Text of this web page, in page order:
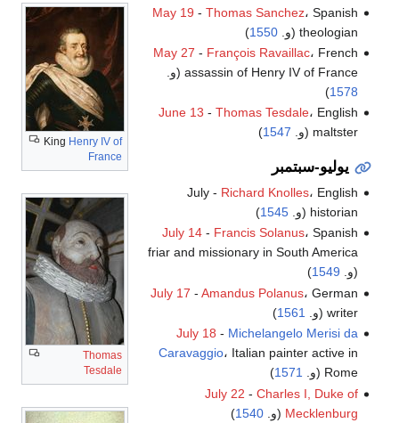
King Henry IV of
France
Thomas
Tesdale
May 19 - Thomas Sanchez، Spanish
theologian (و.
1550
)
May 27 - François Ravaillac، French
assassin of Henry IV of France (و.
1578
)
June 13 - Thomas Tesdale، English
maltster (و.
1547
)
يوليو-سبتمبر
July - Richard Knolles، English
historian (و.
1545
)
July 14- Francis Solanus، Spanish
friar and missionary in South America
(و. 1549
)
July 17 - Amandus Polanus، German
writer (و.
1561
)
July 18 - Michelangelo Merisi da
Caravaggio، Italian painter active in
Rome (و.
1571
)
July 22 - Charles I, Duke of
Mecklenburg (و.1540
)